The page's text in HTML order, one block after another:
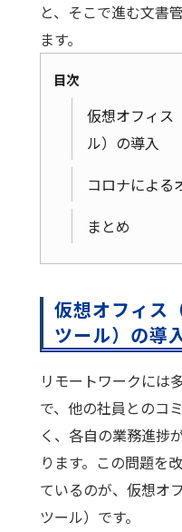
と、そこで進む文書
ます。
目次
仮想オフィス
ル）の導入
コロナによる
まとめ
仮想オフィス
ツール）の導
リモートワークには
で、他の社員とのコ
く、各自の業務進捗
ります。この問題を
ているのが、仮想オ
ツール）です。